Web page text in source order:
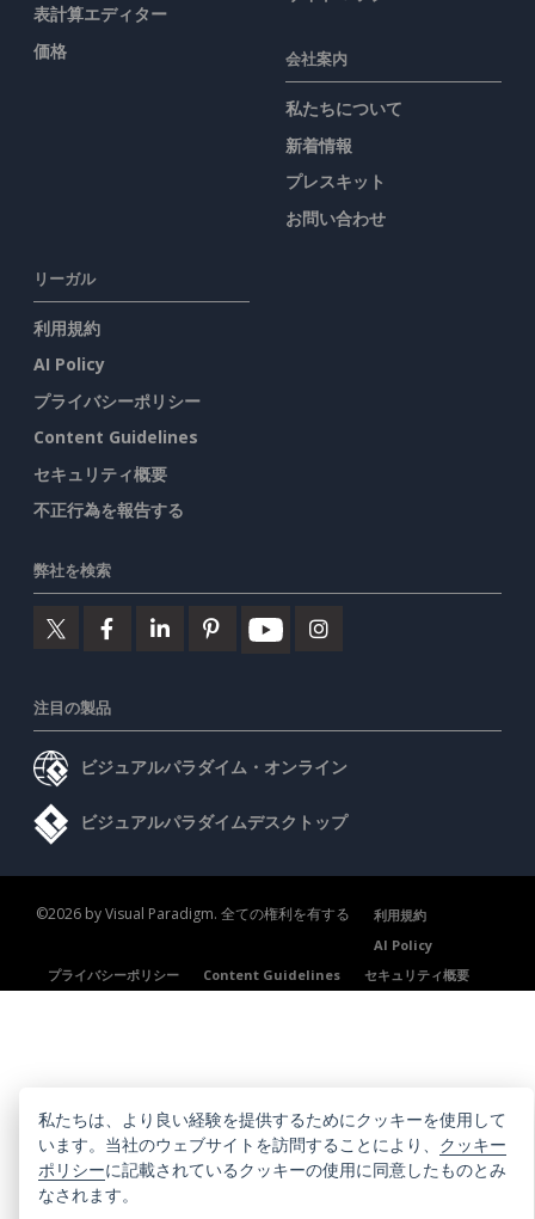
表計算エディター
価格
会社案内
私たちについて
新着情報
プレスキット
お問い合わせ
リーガル
利用規約
AI Policy
プライバシーポリシー
Content Guidelines
セキュリティ概要
不正行為を報告する
弊社を検索
注目の製品
ビジュアルパラダイム・オンライン
ビジュアルパラダイムデスクトップ
©2026 by Visual Paradigm. 全ての権利を有する
利用規約
AI Policy
プライバシーポリシー
Content Guidelines セキュリティ概要
私たちは、より良い経験を提供するためにクッキーを使用して
います。当社のウェブサイトを訪問することにより、 クッキー
ポリシーに記載されているクッキーの使用に同意したものとみ
なされます。